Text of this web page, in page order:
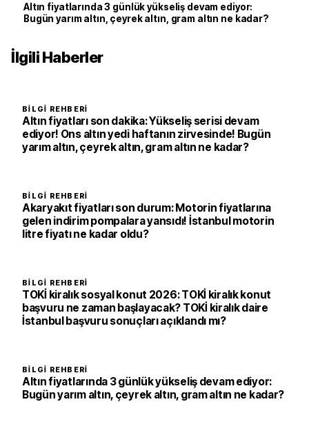
Altın fiyatlarında 3 günlük yükseliş devam ediyor:
Bugün yarım altın, çeyrek altın, gram altın ne kadar?
İlgili Haberler
BILGI REHBERI
Altın fiyatları son dakika: Yükseliş serisi devam
ediyor! Ons altın yedi haftanın zirvesinde! Bugün
yarım altın, çeyrek altın, gram altın ne kadar?
BILGI REHBERI
Akaryakıt fiyatları son durum: Motorin fiyatlarına
gelen indirim pompalara yansıdı! İstanbul motorin
litre fiyatı ne kadar oldu?
BILGI REHBERI
TOKİ kiralık sosyal konut 2026: TOKİ kiralık konut
başvuru ne zaman başlayacak? TOKİ kiralık daire
İstanbul başvuru sonuçları açıklandı mı?
BILGI REHBERI
Altın fiyatlarında 3 günlük yükseliş devam ediyor:
Bugün yarım altın, çeyrek altın, gram altın ne kadar?